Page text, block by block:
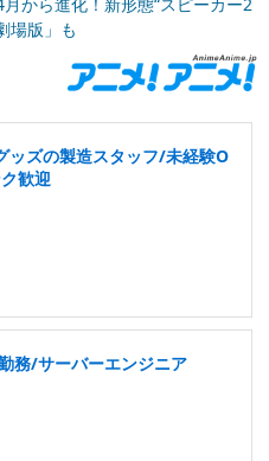
場版」も
ッズの製造スタッフ/未経験O
歓迎
務/サーバーエンジニア